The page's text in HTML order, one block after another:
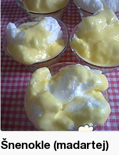
Šnenokle (madartej)